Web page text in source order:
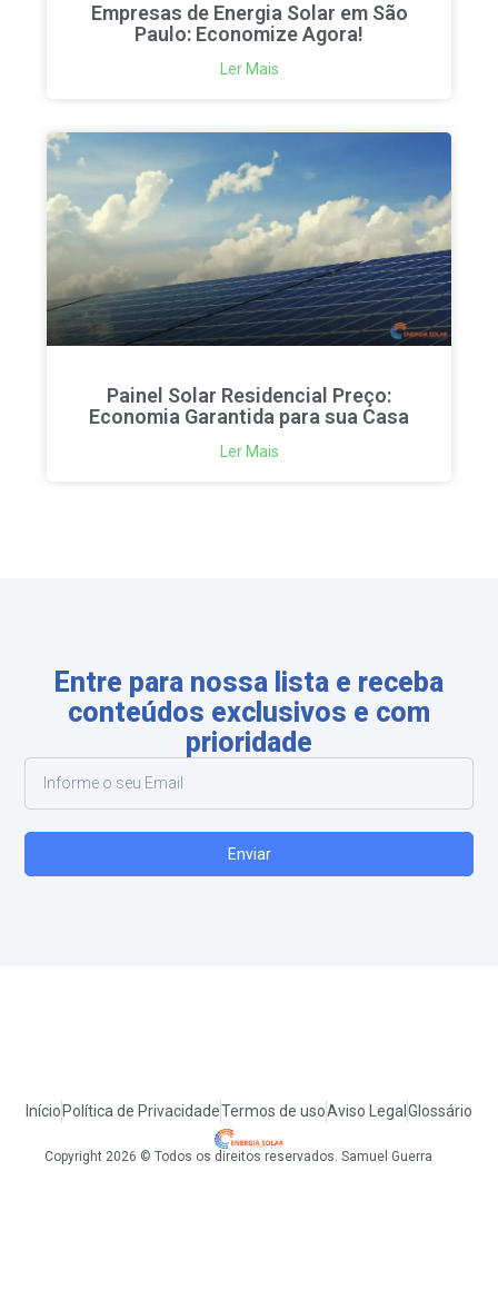
Empresas de Energia Solar em São
Paulo: Economize Agora!
Ler Mais
Painel Solar Residencial Preço:
Economia Garantida para sua Casa
Ler Mais
Entre para nossa lista e receba
conteúdos exclusivos e com
prioridade
Enviar
Início Política de PrivacidadeTermos de usoAviso Legal Glossário
Copyright 2026 © Todos os direitos reservados. Samuel Guerra